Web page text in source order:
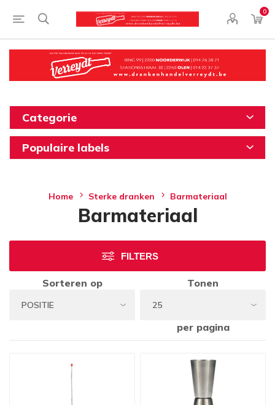
0
Categorie
Populaire labels
Home Sterke dranken Barmateriaal
Barmateriaal
FILTERS
Sorteren op Tonen
per pagina